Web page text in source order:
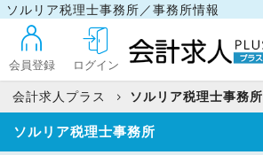
ソルリア税理士事務所／事務所情報
会員登録 ログイン
会計求人プラス ソルリア税理士事務所
ソルリア税理士事務所